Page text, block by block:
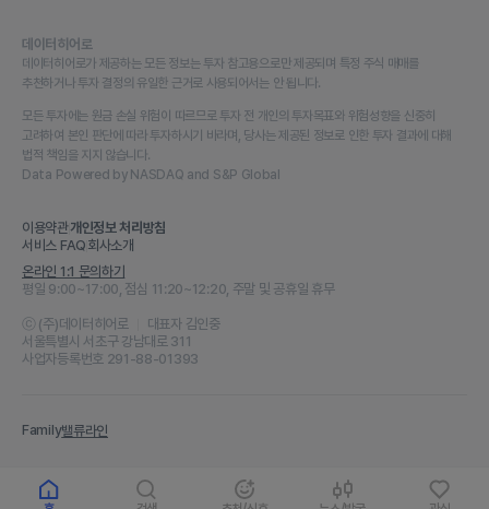
데이터히어로
데이터히어로가 제공하는 모든 정보는 투자 참고용으로만 제공되며 특정 주식 매매를
추천하거나 투자 결정의 유일한 근거로 사용되어서는 안 됩니다.
모든 투자에는 원금 손실 위험이 따르므로 투자 전 개인의 투자목표와 위험성향을 신중히
고려하여 본인 판단에 따라 투자하시기 바라며, 당사는 제공된 정보로 인한 투자 결과에 대해
법적 책임을 지지 않습니다.
Data Powered by NASDAQ and S&P Global
이용약관개인정보 처리방침
서비스 FAQ 회사소개
온라인 1:1 문의하기
평일 9:00~17:00, 점심 11:20~12:20, 주말 및 공휴일 휴무
ⓒ (주)데이터히어로
대표자 김인중
서울특별시 서초구 강남대로 311
사업자등록번호 291-88-01393
Family밸류라인